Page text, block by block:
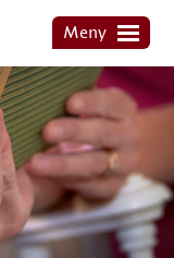
Meny